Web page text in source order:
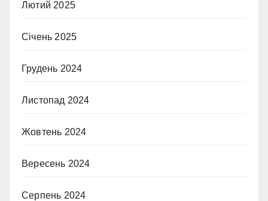
Лютий 2025
Січень 2025
Грудень 2024
Листопад 2024
Жовтень 2024
Вересень 2024
Серпень 2024